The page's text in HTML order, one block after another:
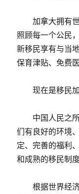
加拿大拥有世
照顾每一个公民
新移民享有与当
保育津贴、免费
现在是移民加
中国人民之所
们有良好的环境
定、完善的福利
和成熟的移民制度
根据世界经济